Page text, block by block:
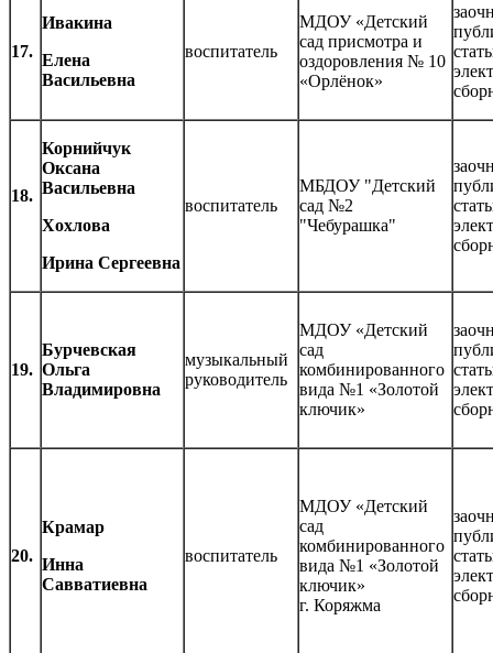
17.
Ивакина
Елена
Васильевна
воспитатель
МДОУ «Детский
сад присмотра и
оздоровления № 10
«Орлёнок»
18.
Корнийчук
Оксана
Васильевна
Хохлова
Ирина Сергеевна
воспитатель
МБДОУ "Детский
сад №2
"Чебурашка"
19.
Бурчевская
Ольга
Владимировна
музыкальный
руководитель
МДОУ «Детский
сад
комбинированного
вида №1 «Золотой
ключик»
20.
Крамар
Инна
Савватиевна
воспитатель
МДОУ «Детский
сад
комбинированного
вида №1 «Золотой
ключик»
г. Коряжма